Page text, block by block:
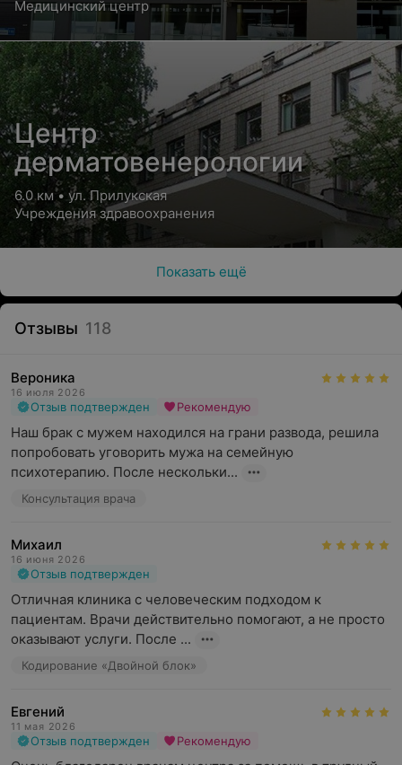
Медицинский центр
Центр
дерматовенерологии
6.0 км • ул. Прилукская
Учреждения здравоохранения
Показать ещё
Отзывы 118
Вероника
16 июля 2026
Отзыв подтвержден Рекомендую
Наш брак с мужем находился на грани развода, решила
попробовать уговорить мужа на семейную
психотерапию. После нескольки...
Консультация врача
Михаил
16 июня 2026
Отзыв подтвержден
Отличная клиника с человеческим подходом к
пациентам. Врачи действительно помогают, а не просто
оказывают услуги. После ...
Кодирование «Двойной блок»
Евгений
11 мая 2026
Отзыв подтвержден Рекомендую